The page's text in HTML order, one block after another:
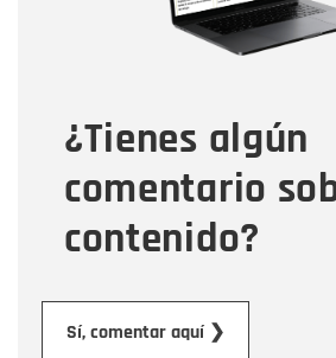
¿Tienes algún
comentario
contenido?
Sí, comentar aquí ❯
Tipo de comentario
Mensaje